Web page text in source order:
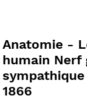
Anatomie -
humain Nerf
sympathique
1866